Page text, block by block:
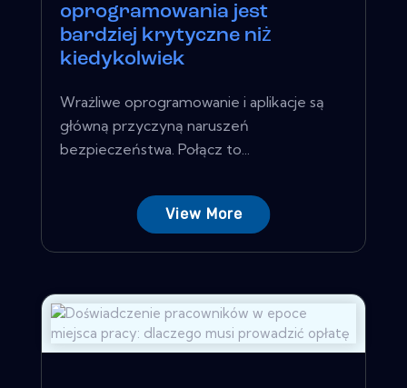
oprogramowania jest
bardziej krytyczne niż
kiedykolwiek
Wrażliwe oprogramowanie i aplikacje są
główną przyczyną naruszeń
bezpieczeństwa. Połącz to...
View More